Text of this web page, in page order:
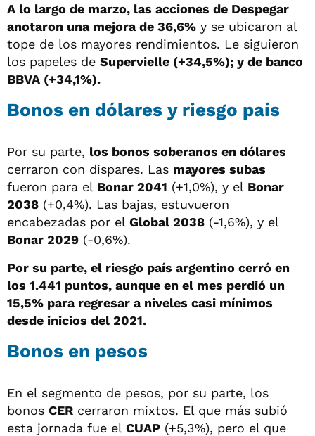
A lo largo de marzo, las acciones de Despegar
anotaron una mejora de 36,6% y se ubicaron al
tope de los mayores rendimientos. Le siguieron
los papeles de Supervielle (+34,5%); y de banco
BBVA (+34,1%).
Bonos en dólares y riesgo país
Por su parte, los bonos soberanos en dólares
cerraron con dispares. Las mayores subas
fueron para el Bonar 2041 (+1,0%), y el Bonar
2038 (+0,4%). Las bajas, estuvueron
encabezadas por el Global 2038 (-1,6%), y el
Bonar 2029 (-0,6%).
Por su parte, el riesgo país argentino cerró en
los 1.441 puntos, aunque en el mes perdió un
15,5% para regresar a niveles casi mínimos
desde inicios del 2021.
Bonos en pesos
En el segmento de pesos, por su parte, los
bonos CER cerraron mixtos. El que más subió
esta jornada fue el CUAP (+5,3%), pero el que